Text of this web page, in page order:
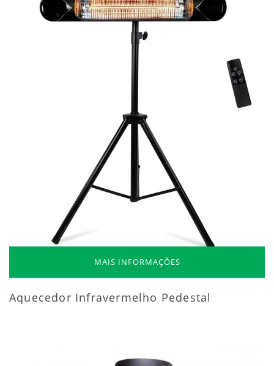
MAIS INFORMAÇÕES
Aquecedor Infravermelho Pedestal